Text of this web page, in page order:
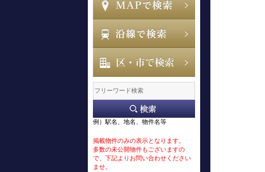
例）駅名、地名、物件名等
掲載物件のみの表示となります。
多数の未公開物件もございますの
で、下記よりお問い合わせください
ませ。